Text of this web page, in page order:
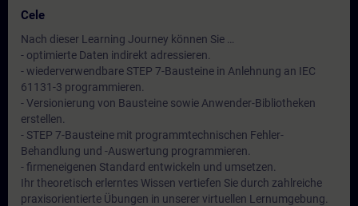
Cele
Nach dieser Learning Journey können Sie …
- optimierte Daten indirekt adressieren.
- wiederverwendbare STEP 7-Bausteine in Anlehnung an IEC
61131-3 programmieren.
- Versionierung von Bausteine sowie Anwender-Bibliotheken
erstellen.
- STEP 7-Bausteine mit programmtechnischen Fehler-
Behandlung und -Auswertung programmieren.
- firmeneigenen Standard entwickeln und umsetzen.
Ihr theoretisch erlerntes Wissen vertiefen Sie durch zahlreiche
praxisorientierte Übungen in unserer virtuellen Lernumgebung.